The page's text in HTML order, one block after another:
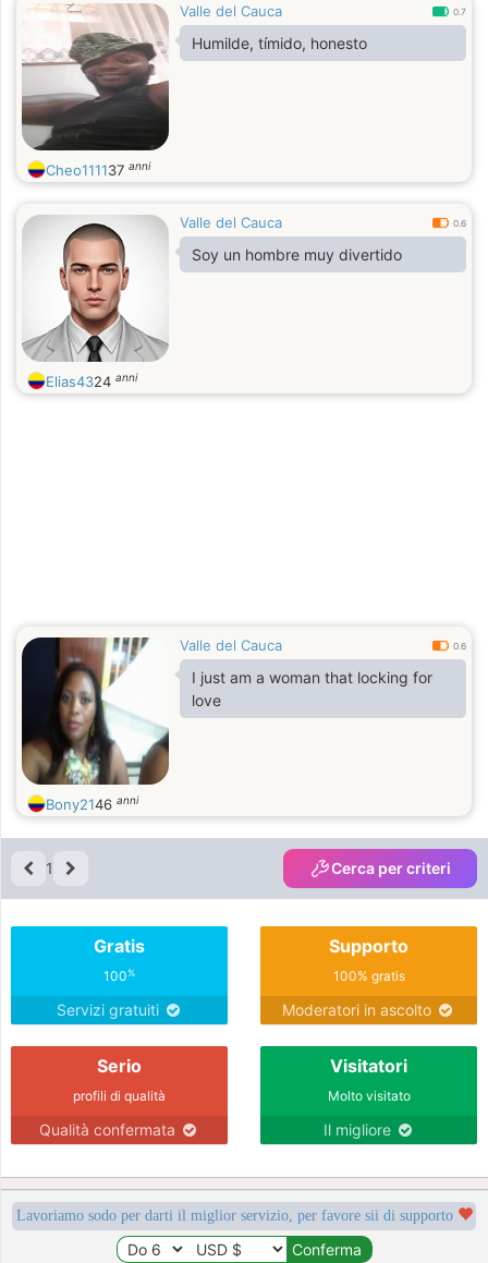
Valle del Cauca 0.7
Humilde, tímido, honesto
Cheo111137 anni
Valle del Cauca 0.6
Soy un hombre muy divertido
Elias4324 anni
Valle del Cauca 0.6
I just am a woman that locking for
love
Bony2146 anni
1 Cerca per criteri
Gratis
100%
Servizi gratuiti
Supporto
100% gratis
Moderatori in ascolto
Serio
profili di qualità
Qualità confermata
Visitatori
Molto visitato
Il migliore
Lavoriamo sodo per darti il miglior servizio, per favore sii di supporto